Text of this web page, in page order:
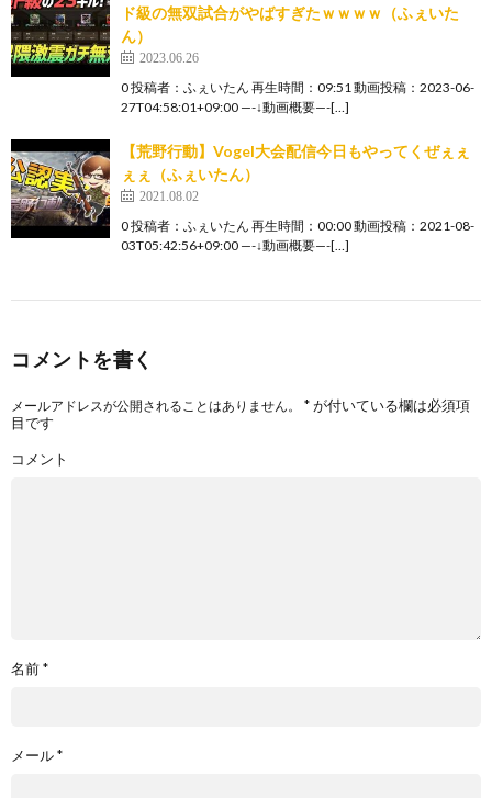
ド級の無双試合がやばすぎたｗｗｗｗ（ふぇいた
ん）
2023.06.26
0 投稿者：ふぇいたん 再生時間：09:51 動画投稿：2023-06-
27T04:58:01+09:00 —-↓動画概要—-[…]
【荒野行動】Vogel大会配信今日もやってくぜぇぇ
ぇぇ（ふぇいたん）
2021.08.02
0 投稿者：ふぇいたん 再生時間：00:00 動画投稿：2021-08-
03T05:42:56+09:00 —-↓動画概要—-[…]
コメントを書く
メールアドレスが公開されることはありません。 *が付いている欄は必須項
目です
コメント
名前*
メール*